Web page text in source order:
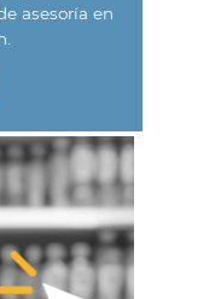
asesoría en